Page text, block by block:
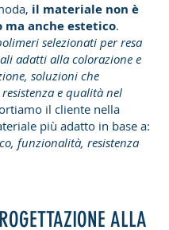
il materiale non è
ma anche estetico.
selezionati per resa
adatti alla colorazione e
soluzioni che
e qualità nel
il cliente nella
più adatto in base a:
funzionalità, resistenza
ALLA